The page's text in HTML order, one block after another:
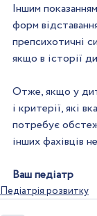
Іншим
форм
препсихотичні
якщо в історії
Отже, якщо у
і критерії, які
потребує
інших фахівців
Ваш педіатр
Педіатрія розвитку